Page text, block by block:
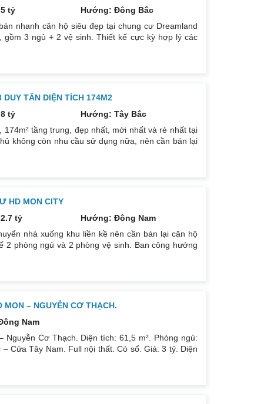
tỷ
Hướng: Đông Bắc
nhanh căn hộ siêu đẹp tại chung cư Dreamland
gồm 3 ngủ + 2 vệ sinh. Thiết kế cực kỳ hợp lý các
TÂN DIỆN TÍCH 174M2
tỷ
Hướng: Tây Bắc
tầng trung, đẹp nhất, mới nhất và rẻ nhất tại
không còn nhu cầu sử dụng nữa, nên cần bán lại
HD MON CITY
tỷ
Hướng: Đông Nam
nhà xuống khu liền kề nên cần bán lại căn hộ
2 phòng ngủ và 2 phòng vệ sinh. Ban công hướng
– NGUYỄN CƠ THẠCH.
Nam
Cơ Thạch. Diện tích: 61,5 m². Phòng ngủ:
Cửa Tây Nam. Full nội thất. Có sổ. Giá: 3 tỷ. Diện